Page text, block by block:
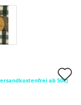
ab 50€)